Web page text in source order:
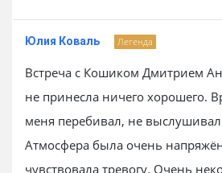
Юлия Коваль Легенда
Встреча с Кошиком Дмитрием
не принесла ничего хорошего.
меня перебивал, не
Атмосфера была очень
чувствовала тревогу. Очень